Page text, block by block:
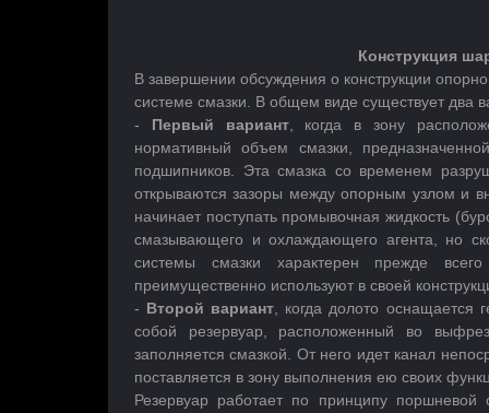
Конструкция
В завершении обсуждения о конструкции
системе смазки. В общем виде существует два
- Первый вариант, когда в зону
нормативный объем смазки,
подшипников. Эта смазка со временем
открываются зазоры между опорным узлом и
начинает поступать промывочная жидкость
смазывающего и охлаждающего агента, но
системы смазки характерен прежде
преимущественно используют в своей
- Второй вариант , когда долото оснащается
собой резервуар, расположенный во
заполняется смазкой. От него идет канал
поставляется в зону выполнения ею своих
Резервуар работает по принципу